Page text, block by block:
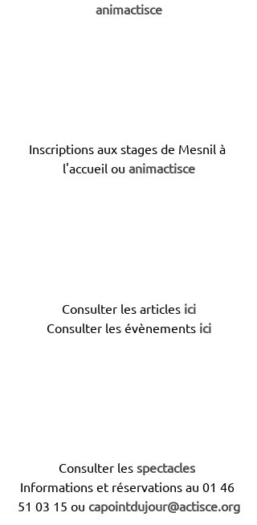
animactisce
Inscriptions aux stages de Mesnil à
l'accueil ou animactisce
Consulter les articles ici
Consulter les évènements ici
Consulter les spectacles
Informations et réservations au 01 46
51 03 15 ou capointdujour@actisce.org